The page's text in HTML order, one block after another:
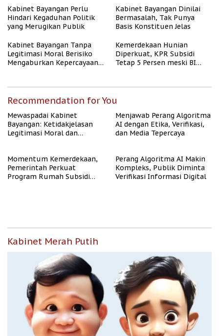
Kabinet Bayangan Perlu
Hindari Kegaduhan Politik
yang Merugikan Publik
Kabinet Bayangan Dinilai
Bermasalah, Tak Punya
Basis Konstituen Jelas
Kabinet Bayangan Tanpa
Legitimasi Moral Berisiko
Mengaburkan Kepercayaan
Kemerdekaan Hunian
Diperkuat, KPR Subsidi
Tetap 5 Persen meski BI
Recommendation for You
Mewaspadai Kabinet
Bayangan: Ketidakjelasan
Legitimasi Moral dan
Menjawab Perang Algoritma
AI dengan Etika, Verifikasi,
dan Media Tepercaya
Momentum Kemerdekaan,
Pemerintah Perkuat
Program Rumah Subsidi
Perang Algoritma AI Makin
Kompleks, Publik Diminta
Verifikasi Informasi Digital
Kabinet Merah Putih